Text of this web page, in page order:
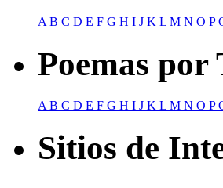
AB C D E F G H I J K L M N O P
Poemas por
A B C D E F G H I J K L M N O P
Sitios de